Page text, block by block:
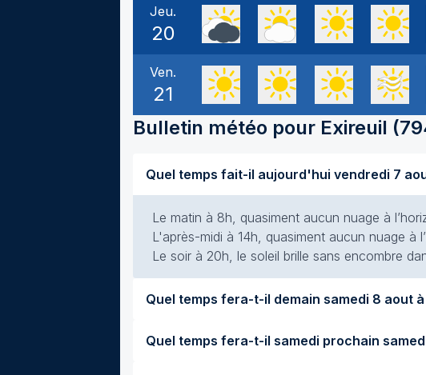
Jeu.
20
Ven.
21
Bulletin météo pour Exireuil (
Quel temps
Le matin à 8h, quasiment aucun nuage à
L'après-midi à 14h, quasiment aucun nuage à
Le soir à 20h, le soleil brille sans encombre
Quel temps fera-t-il
Quel temps